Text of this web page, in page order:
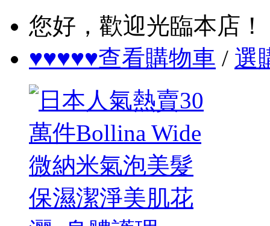
您好，歡迎光臨本店！
♥♥♥♥♥查看購物車 / 選